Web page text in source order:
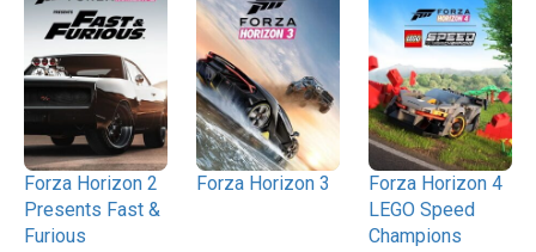
Forza Horizon 2
Presents Fast &
Furious
Forza Horizon 3
Forza Horizon 4
LEGO Speed
Champions